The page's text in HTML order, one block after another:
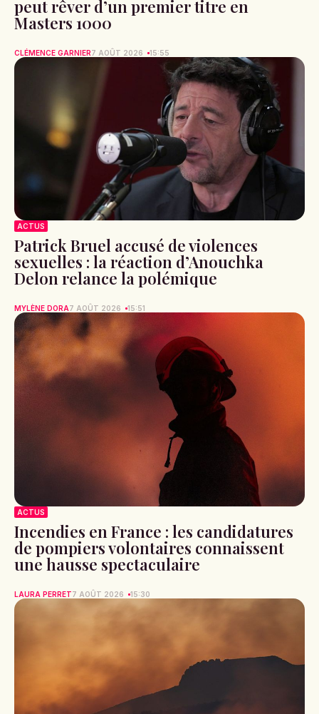
peut rêver d’un premier titre en
Masters 1000
CLÉMENCE GARNIER7 AOÛT 2026 15:55
ACTUS
Patrick Bruel accusé de violences
sexuelles : la réaction d’Anouchka
Delon relance la polémique
MYLÈNE DORA7 AOÛT 2026 15:51
ACTUS
Incendies en France : les candidatures
de pompiers volontaires connaissent
une hausse spectaculaire
LAURA PERRET7 AOÛT 2026 15:30